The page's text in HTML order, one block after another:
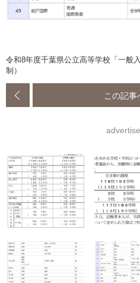
令和8年度千葉県公立高等学校「一般
制）
この記事